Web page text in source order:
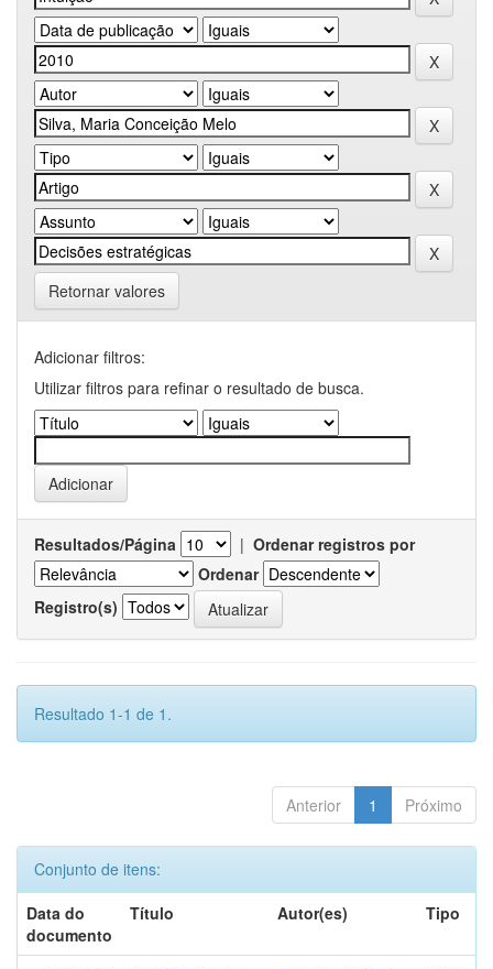
Retornar valores
Adicionar filtros:
Utilizar filtros para refinar o resultado de busca.
Resultados/Página | Ordenar registros por
Ordenar
Registro(s)
Resultado 1-1 de 1.
Anterior 1 Próximo
Conjunto de itens:
Data do
documento
Título Autor(es) Tipo